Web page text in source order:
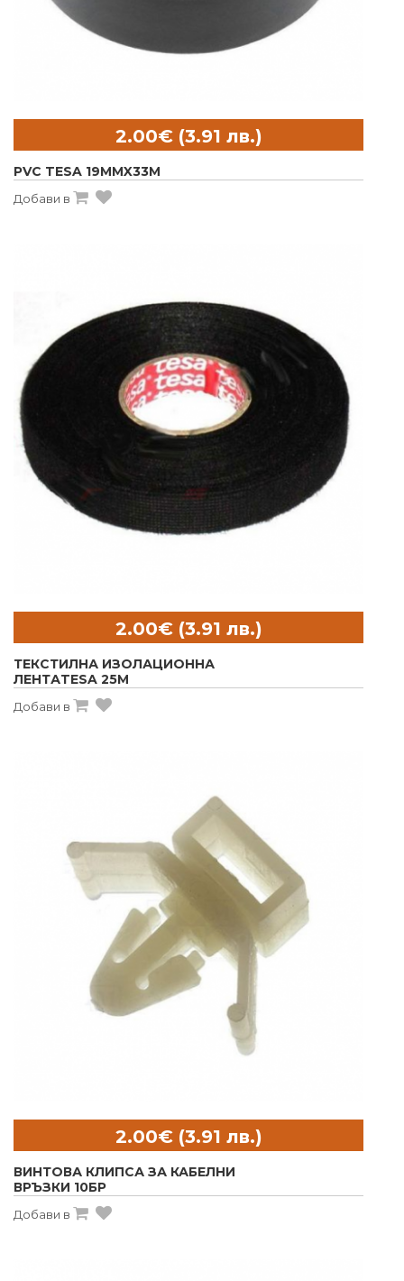
PVC TESA 19MMX33M
Добави в
ТЕКСТИЛНА ИЗОЛАЦИОННА
ЛЕНТАTESA 25M
Добави в
ВИНТОВА КЛИПСА ЗА КАБЕЛНИ
ВРЪЗКИ 10БР
Добави в